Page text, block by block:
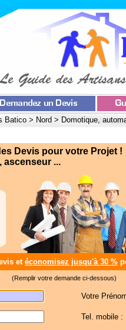
Batico > Nord > Domotique,
Devis pour votre Projet !
ascenseur ...
et économisez jusqu'à 30 %
(Remplir votre demande ci-dessous)
Votre
Tel. mobile :